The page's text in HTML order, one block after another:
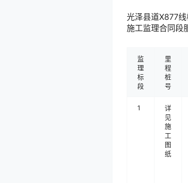
光泽县道X877
施工监理合同段
监
理
标
段
里
程
桩
号
1
详
见
施
工
图
纸